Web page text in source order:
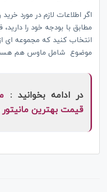
اگر اطلاعات لازم در مورد
مطابق با بودجه خود را
انتخاب کنید که مجموعه ای
موضوع شامل ماوس هم
در ادامه بخوانید :
قیمت بهترین